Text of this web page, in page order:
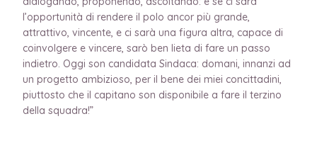
l’opportunità di rendere il polo ancor più grande,
attrattivo, vincente, e ci sarà una figura altra, capace di
coinvolgere e vincere, sarò ben lieta di fare un passo
indietro. Oggi son candidata Sindaca: domani, innanzi ad
un progetto ambizioso, per il bene dei miei concittadini,
piuttosto che il capitano son disponibile a fare il terzino
della squadra!”